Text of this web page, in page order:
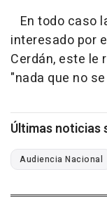
En todo caso
interesado por
Cerdán, este le
"nada que no
Últimas noticias
Audiencia Nacional